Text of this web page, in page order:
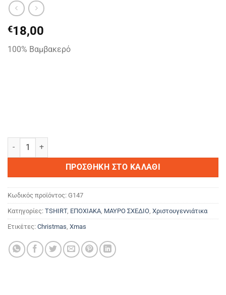
€18,00
100% Βαμβακερό
Christmas Vibes ποσότητα
ΠΡΟΣΘΉΚΗ ΣΤΟ ΚΑΛΆΘΙ
Κωδικός προϊόντος: G147
Κατηγορίες: TSHIRT, ΕΠΟΧΙΑΚΑ, ΜΑΥΡΟ ΣΧΕΔΙΟ, Χριστουγεννιάτικα
Ετικέτες: Christmas, Xmas